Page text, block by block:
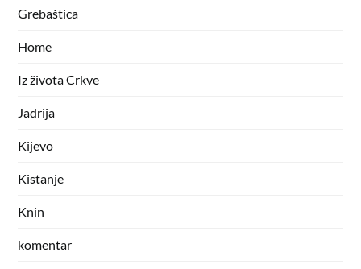
Grebaštica
Home
Iz života Crkve
Jadrija
Kijevo
Kistanje
Knin
komentar